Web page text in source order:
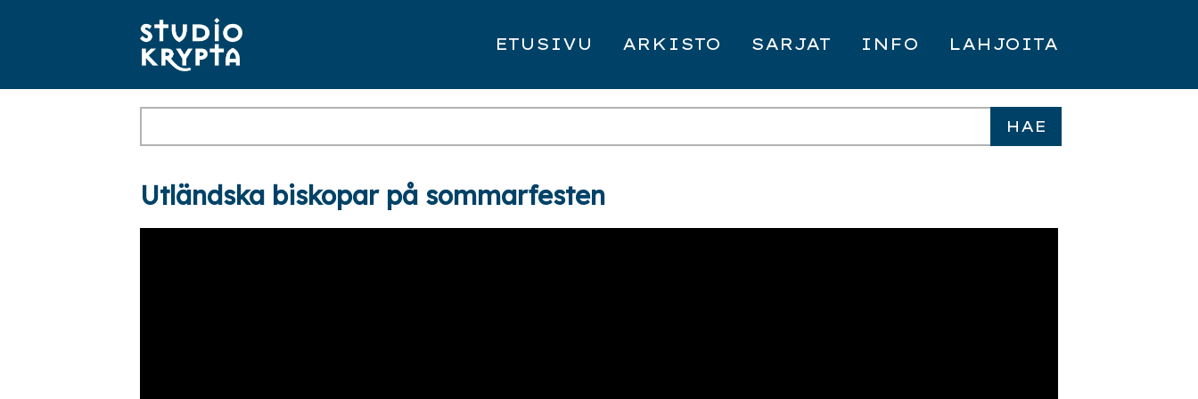
ETUSIVU ARKISTO SARJAT INFO LAHJOITA
Utländska biskopar på sommarfesten